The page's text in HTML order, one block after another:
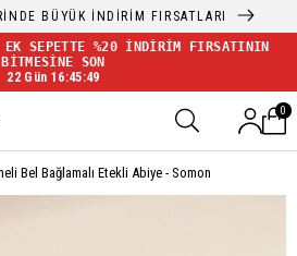
BÜYÜK İNDİRİM FIRSATLARI
SEPETTE %20 İNDİRİM FIRSATININ
BİTMESİNE SON
22 Gün 16:45:49
0
Bel Bağlamalı Etekli Abiye - Somon